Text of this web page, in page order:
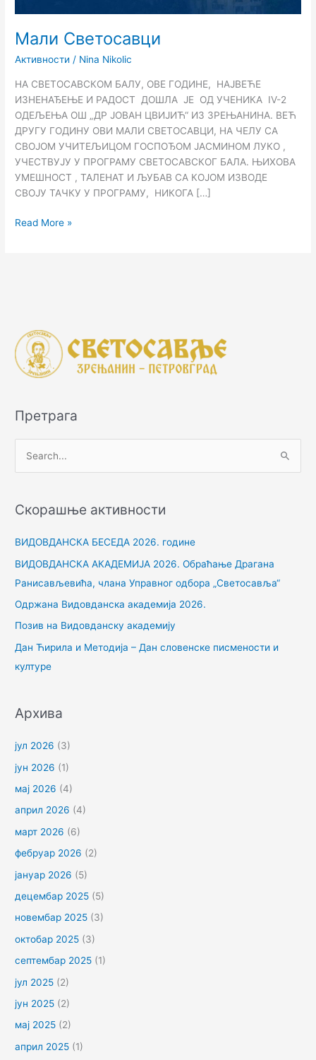
Мали Светосавци
Активности / Nina Nikolic
НА СВЕТОСАВСКОМ БАЛУ, ОВЕ ГОДИНЕ, НАЈВЕЋЕ
ИЗНЕНАЂЕЊЕ И РАДОСТ ДОШЛА ЈЕ ОД УЧЕНИКА IV-2
ОДЕЉЕЊА ОШ „ДР ЈОВАН ЦВИЈИЋ“ ИЗ ЗРЕЊАНИНА. ВЕЋ
ДРУГУ ГОДИНУ ОВИ МАЛИ СВЕТОСАВЦИ, НА ЧЕЛУ СА
СВОЈОМ УЧИТЕЉИЦОМ ГОСПОЂОМ ЈАСМИНОМ ЛУКО ,
УЧЕСТВУЈУ У ПРОГРАМУ СВЕТОСАВСКОГ БАЛА. ЊИХОВА
УМЕШНОСТ , ТАЛЕНАТ И ЉУБАВ СА КОЈОМ ИЗВОДЕ
СВОЈУ ТАЧКУ У ПРОГРАМУ, НИКОГА […]
Read More »
Претрага
т
з
а
:
Скорашње активности
ВИДОВДАНСКА БЕСЕДА 2026. године
ВИДОВДАНСКА АКАДЕМИЈА 2026. Обраћање Драгана
Ранисављевића, члана Управног одбора „Светосавља“
Одржана Видовданска академија 2026.
Позив на Видовданску академију
Дан Ћирила и Методија – Дан словенске писмености и
културе
Архива
јул 2026 (3)
јун 2026 (1)
мај 2026 (4)
април 2026 (4)
март 2026 (6)
фебруар 2026 (2)
јануар 2026 (5)
децембар 2025 (5)
новембар 2025 (3)
октобар 2025 (3)
септембар 2025 (1)
јул 2025 (2)
јун 2025 (2)
мај 2025 (2)
април 2025 (1)